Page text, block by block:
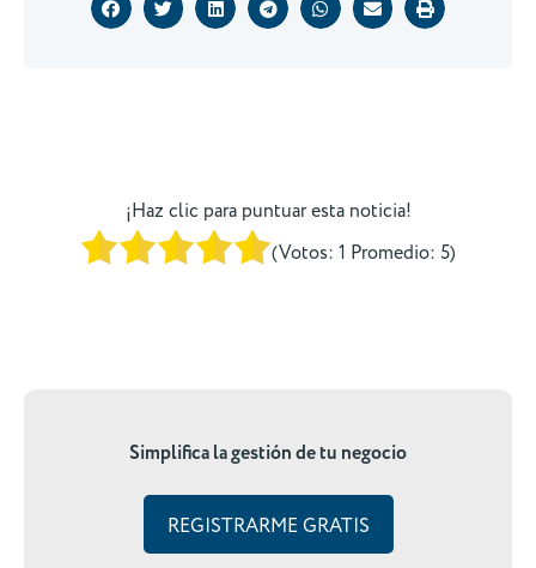
¡Haz clic para puntuar esta noticia!
(Votos: 1 Promedio: 5)
Simplifica la gestión de tu negocio
REGISTRARME GRATIS